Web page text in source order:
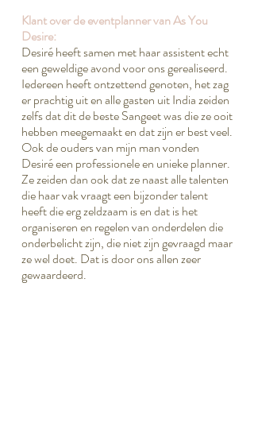
Klant over de eventplanner van As You
Desire:
Desiré heeft samen met haar assistent echt
een geweldige avond voor ons gerealiseerd.
Iedereen heeft ontzettend genoten, het zag
er prachtig uit en alle gasten uit India zeiden
zelfs dat dit de beste Sangeet was die ze ooit
hebben meegemaakt en dat zijn er best veel.
Ook de ouders van mijn man vonden
Desiré een professionele en unieke planner.
Ze zeiden dan ook dat ze naast alle talenten
die haar vak vraagt een bijzonder talent
heeft die erg zeldzaam is en dat is het
organiseren en regelen van onderdelen die
onderbelicht zijn, die niet zijn gevraagd maar
ze wel doet. Dat is door ons allen zeer
gewaardeerd.